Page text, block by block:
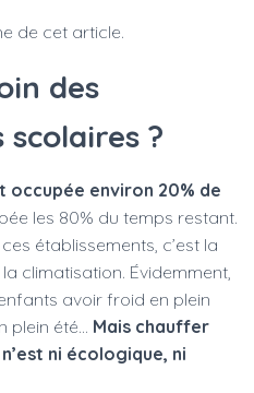
de cet article.
des
?
occupée environ 20% de
les 80% du temps restant.
établissements, c’est la
climatisation. Évidemment,
avoir froid en plein
plein été… Mais chauffer
ni écologique, ni